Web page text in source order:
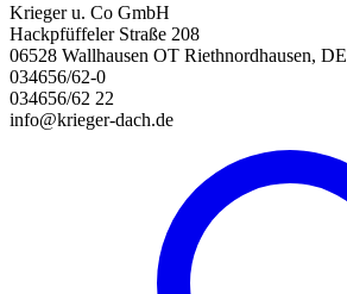
Krieger u. Co GmbH
Hackpfüffeler Straße 208
06528 Wallhausen OT Riethnordhausen, DE
034656/62-0
034656/62 22
info@krieger-dach.de